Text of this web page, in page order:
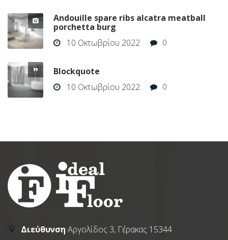
Andouille spare ribs alcatra meatball
porchetta burg
10 Οκτωβρίου 2022
0
Blockquote
10 Οκτωβρίου 2022
0
Διεύθυνση Αργολίδος 3, Γέρακας 15344